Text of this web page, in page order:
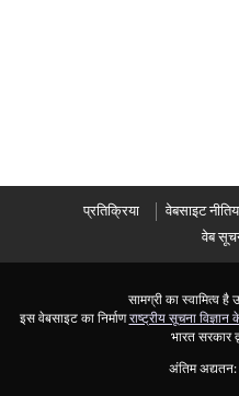
प्रतिक्रिया वेबसाइट
वेब
सामग्री का स्वामित्व है
इस वेबसाइट का निर्माणराष्ट्रीय सूचना विज्ञान
भारत सरकार
अंतिम अद्यतन: